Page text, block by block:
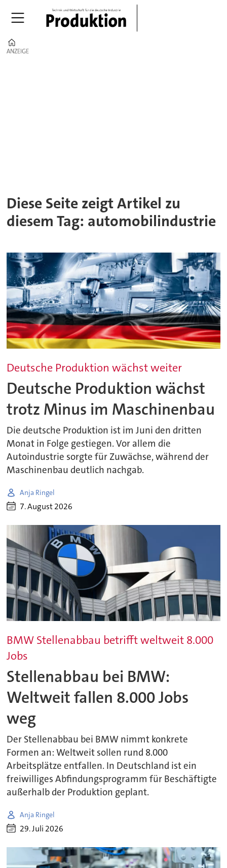
ANZEIGE
ANZEIGE
Diese Seite zeigt Artikel zu
diesem Tag: automobilindustrie
Deutsche Produktion wächst weiter
Deutsche Produktion wächst
trotz Minus im Maschinenbau
Die deutsche Produktion ist im Juni den dritten
Monat in Folge gestiegen. Vor allem die
Autoindustrie sorgte für Zuwächse, während der
Maschinenbau deutlich nachgab.
Anja Ringel
7. August 2026
BMW Stellenabbau betrifft weltweit 8.000
Jobs
Stellenabbau bei BMW:
Weltweit fallen 8.000 Jobs
weg
Der Stellenabbau bei BMW nimmt konkrete
Formen an: Weltweit sollen rund 8.000
Arbeitsplätze entfallen. In Deutschland ist ein
freiwilliges Abfindungsprogramm für Beschäftigte
außerhalb der Produktion geplant.
Anja Ringel
29. Juli 2026